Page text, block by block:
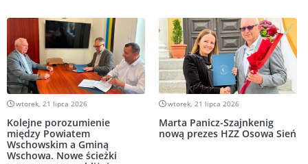
wtorek, 21 lipca 2026
Kolejne porozumienie
między Powiatem
Wschowskim a Gminą
Wschowa. Nowe ścieżki
wtorek, 21 lipca 2026
Marta Panicz-Szajnkenig
nową prezes HZZ Osowa Sień